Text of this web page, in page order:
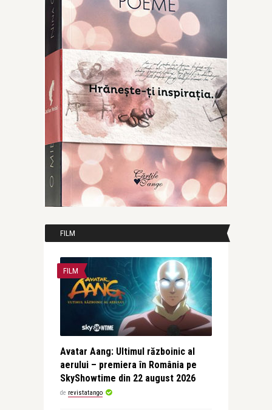
FILM
FILM
Avatar Aang: Ultimul războinic al
aerului – premiera în România pe
SkyShowtime din 22 august 2026
de revistatango